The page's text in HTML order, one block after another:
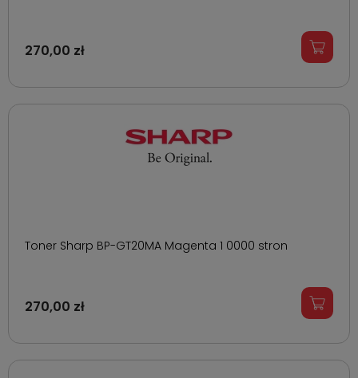
270,00 zł
Toner Sharp BP-GT20MA Magenta 1 0000 stron
270,00 zł